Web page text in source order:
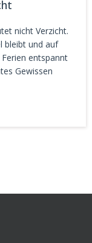
nicht Verzicht.
bleibt und auf
entspannt
Gewissen